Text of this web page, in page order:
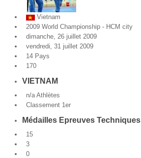
Par Evénements
Par Statistiques
Médias
PHOTO
DOCUMENT
Thema
Découvrir
Vietnam
2009 World Championship - HCM city
dimanche, 26 juillet 2009
vendredi, 31 juillet 2009
14 Pays
170
VIETNAM
n/a Athlètes
Classement 1er
Médailles Epreuves Techniques
15
3
0